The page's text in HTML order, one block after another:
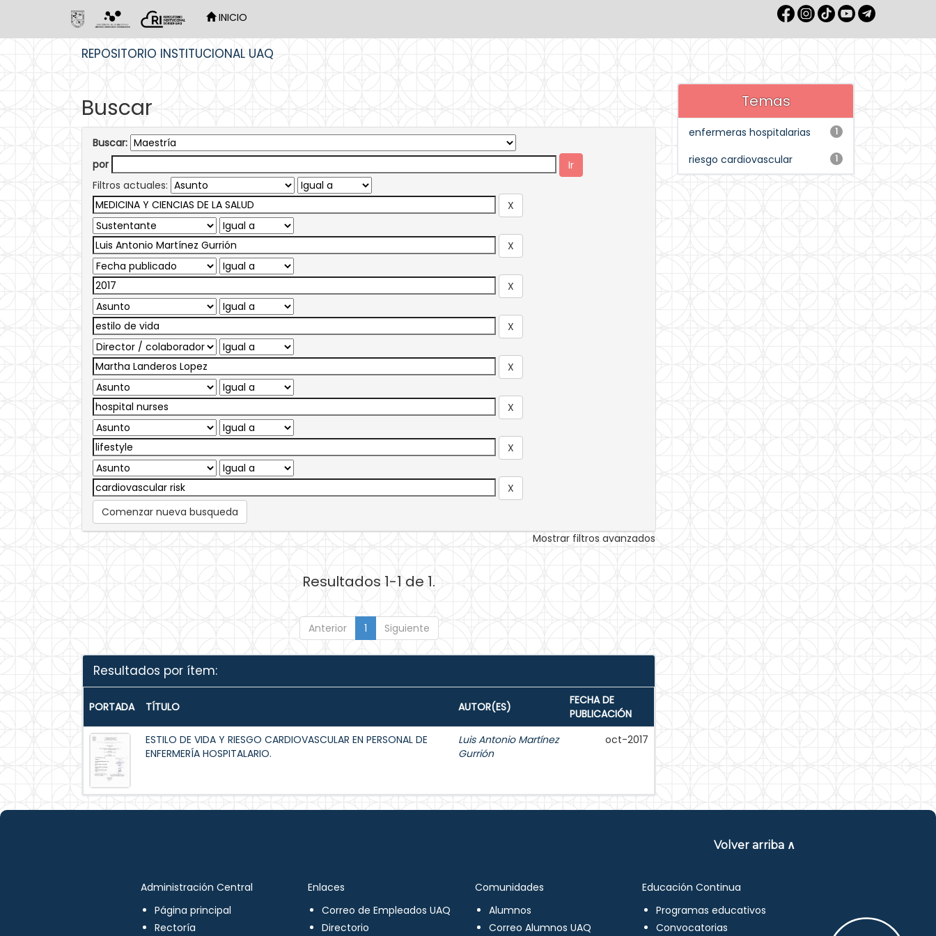
INICIO
REPOSITORIO INSTITUCIONAL UAQ
Buscar
Buscar:
por
Filtros actuales:
Comenzar nueva busqueda
Mostrar filtros avanzados
Resultados 1-1 de 1.
Anterior 1 Siguiente
Resultados por ítem:
PORTADA TÍTULO AUTOR(ES)
FECHA DE
PUBLICACIÓN
ESTILO DE VIDA Y RIESGO CARDIOVASCULAR EN PERSONAL DE
ENFERMERÍA HOSPITALARIO.
Luis Antonio Martínez
Gurrión
oct-2017
Temas
1
enfermeras hospitalarias
1
riesgo cardiovascular
Volver arriba ∧
Administración Central
Página principal
Rectoría
Enlaces
Correo de Empleados UAQ
Directorio
Comunidades
Alumnos
Correo Alumnos UAQ
Educación Continua
Programas educativos
Convocatorias